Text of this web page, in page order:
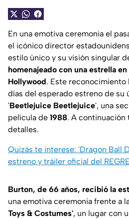
En una emotiva ceremonia el
el icónico director
estilo único y su visión singular
homenajeado con una estrella en
Hollywood. Este reconocimiento
días del esperado estreno de su
'Beetlejuice Beetlejuice', una
película de 1988. A continuación
detalles.
Quizás te interese: 'Dragon Ball
estreno y tráiler oficial del
Burton, de 66 años, recibió la
una emotiva ceremonia frente a
Toys & Costumes', un lugar con